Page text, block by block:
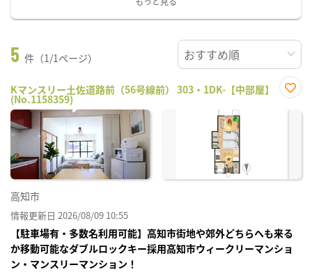
5 件（1/1ページ）
Kマンスリー土佐道路前（56号線前） 303・1DK-【中部屋】
(No.1158359)
に入
高知市
情報更新日 2026/08/09 10:55
【駐車場有・多数名利用可能】高知市街地や郊外どちらへも来る
か移動可能なダブルロックキー採用高知市ウィークリーマンショ
ン・マンスリーマンション！